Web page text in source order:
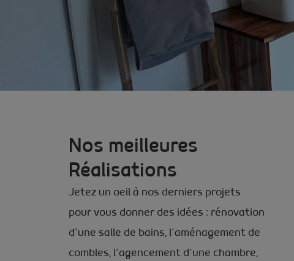
Nos meilleures
Réalisations
Jetez un oeil à nos derniers projets
pour vous donner des idées : rénovation
d’une salle de bains, l’aménagement de
combles, l’agencement d’une chambre,